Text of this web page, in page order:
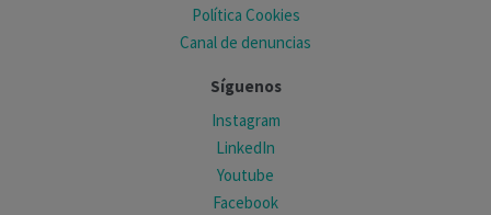
Política Cookies
Canal de denuncias
Síguenos
Instagram
LinkedIn
Youtube
Facebook